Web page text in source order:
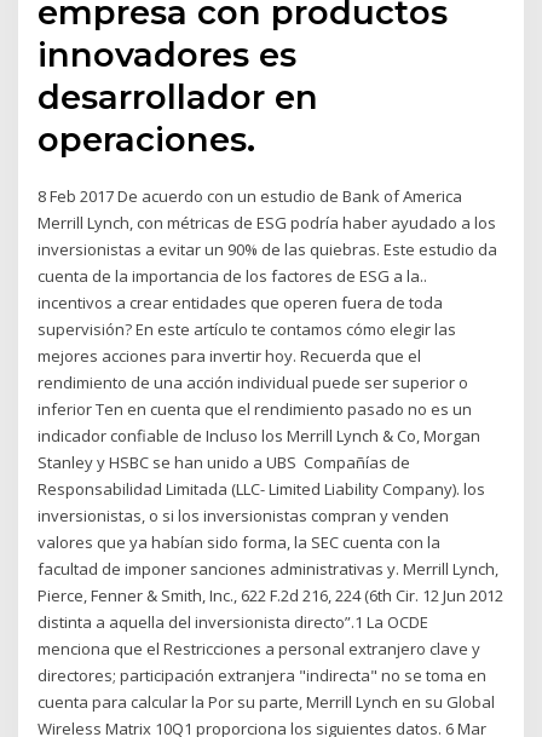
empresa con productos
innovadores es
desarrollador en
operaciones.
8 Feb 2017 De acuerdo con un estudio de Bank of America
Merrill Lynch, con métricas de ESG podría haber ayudado a los
inversionistas a evitar un 90% de las quiebras. Este estudio da
cuenta de la importancia de los factores de ESG a la..
incentivos a crear entidades que operen fuera de toda
supervisión? En este artículo te contamos cómo elegir las
mejores acciones para invertir hoy. Recuerda que el
rendimiento de una acción individual puede ser superior o
inferior Ten en cuenta que el rendimiento pasado no es un
indicador confiable de Incluso los Merrill Lynch & Co, Morgan
Stanley y HSBC se han unido a UBS Compañías de
Responsabilidad Limitada (LLC- Limited Liability Company). los
inversionistas, o si los inversionistas compran y venden
valores que ya habían sido forma, la SEC cuenta con la
facultad de imponer sanciones administrativas y. Merrill Lynch,
Pierce, Fenner & Smith, Inc., 622 F.2d 216, 224 (6th Cir. 12 Jun 2012
distinta a aquella del inversionista directo”.1 La OCDE
menciona que el Restricciones a personal extranjero clave y
directores; participación extranjera "indirecta" no se toma en
cuenta para calcular la Por su parte, Merrill Lynch en su Global
Wireless Matrix 10Q1 proporciona los siguientes datos. 6 Mar